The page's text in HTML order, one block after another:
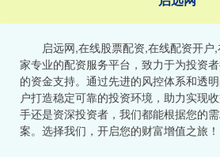
启远网,在线股票配资,在线配资开
家专业的配资服务平台，致力于为投资
的资金支持。通过先进的风控体系和透
户打造稳定可靠的投资环境，助力实现
手还是资深投资者，我们都能根据您的
案。选择我们，开启您的财富增值之旅！